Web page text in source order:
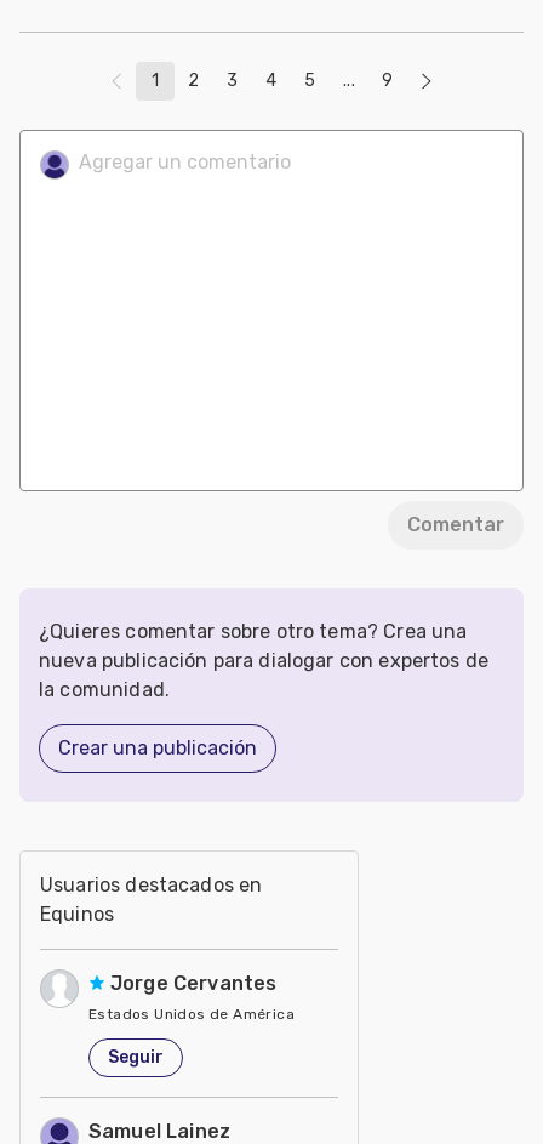
1 2 3 4 5 ... 9
Comentar
¿Quieres comentar sobre otro tema? Crea una
nueva publicación para dialogar con expertos de
la comunidad.
Crear una publicación
Usuarios destacados en
Equinos
Jorge Cervantes
Estados Unidos de América
Seguir
Samuel Lainez